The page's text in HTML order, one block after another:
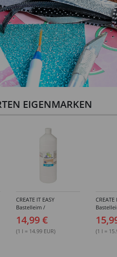
EIGENMARKEN
CREATE IT EASY
Bastelleim /
Buchbinderleim, 1000 ml
14,99 €
(1 l = 14.99 EUR)
CREATE
ohne
1000 ml
(1 l =